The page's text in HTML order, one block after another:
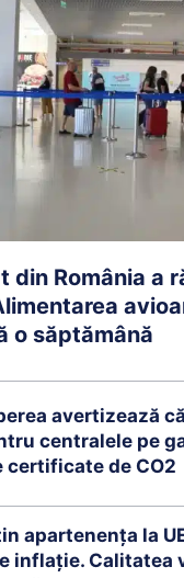
din România a
o săptămână
avertizează
centralele pe
certificate de CO2
apartenența la
inflație. Calitatea